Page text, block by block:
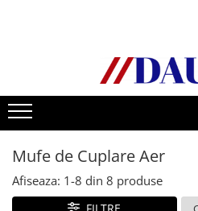
Bullbare, Suporti lumini camioane
Accesorii inox
DAF
CF Euro 6
DAF CF 85
DAF XF 105
Mufe de Cuplare Aer
Afiseaza: 1-8 din 8 produse